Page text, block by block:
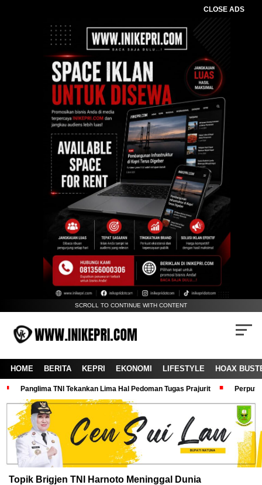
CLOSE ADS
SCROLL TO CONTINUE WITH CONTENT
HOME BERITA KEPRI EKONOMI LIFESTYLE HOAX
Panglima TNI Tekankan Lima Hal Pedoman Tugas Prajurit
Topik Brigjen TNI Harnoto Meninggal Dunia